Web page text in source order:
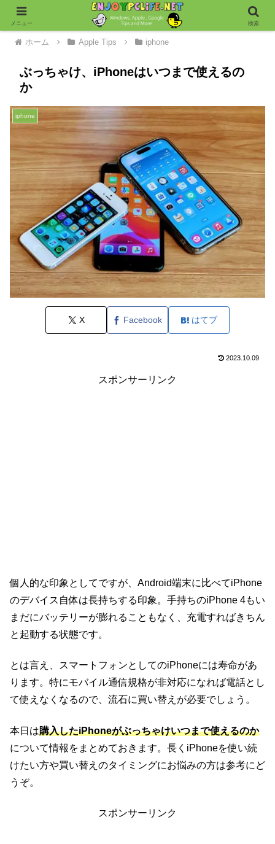
ホーム Apple Tips iphone
ぶっちゃけ、iPhoneはいつまで使えるの
か
iphone
X Facebook はてブ
2023.10.09
スポンサーリンク
個人的な印象としてですが、Android端末に比べてiPhone
のデバイス自体は長持ちする印象。手持ちのiPhone 4もい
まだにバッテリーが膨れることもなく、充電すればきちん
と起動する状態です。
とは言え、スマートフォンとしてのiPhoneには寿命があ
ります。特にモバイル通信規格が非対応になれば電話とし
て使えなくなるので、流石に買い替えが必要でしょう。
本日は購入したiPhoneがぶっちゃけいつまで使えるのか
について情報をまとめておきます。長くiPhoneを使い続
けたい方や買い替えのタイミングにお悩みの方は参考にど
うぞ。
スポンサーリンク
メニュー 検索